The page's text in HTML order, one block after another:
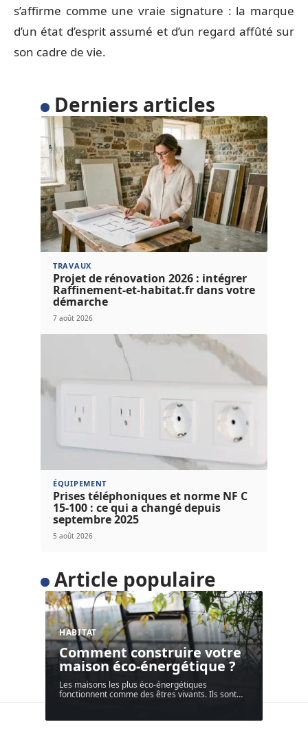
s’affirme comme une vraie signature : la marque
d’un état d’esprit assumé et d’un regard affûté sur
son cadre de vie.
Derniers articles
TRAVAUX
Projet de rénovation 2026 : intégrer
Raffinement-et-habitat.fr dans votre
démarche
7 août 2026
ÉQUIPEMENT
Prises téléphoniques et norme NF C
15-100 : ce qui a changé depuis
septembre 2025
5 août 2026
Article populaire
HABITAT
Comment construire votre
maison éco-énergétique ?
Les maisons les plus éco-énergétiques
fonctionnent comme des êtres vivants. Ils sont…